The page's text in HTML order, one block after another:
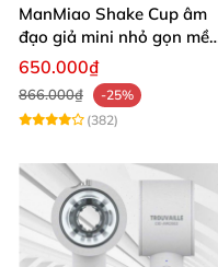
ManMiao Shake Cup âm
đạo giả mini nhỏ gọn
mịn
650.000₫
866.000₫
-25%
(382)